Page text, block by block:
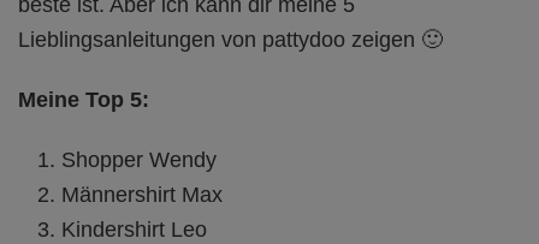
beste ist. Aber ich kann dir meine 5
Lieblingsanleitungen von pattydoo zeigen 🙂
Meine Top 5:
Shopper Wendy
Männershirt Max
Kindershirt Leo